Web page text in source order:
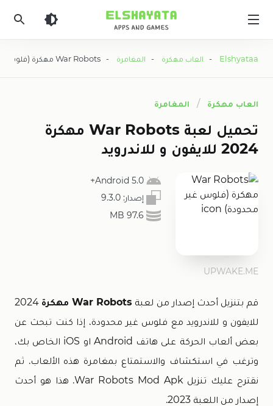
Elshyataa
- العاب مهكرة - المغامرة - War Robots مهكرة (فلوس غير محدودة)
العاب مهكرة المغامرة
تحميل لعبة War Robots مهكرة
2024 للايفون و للاندرويد
5.0 Android+
إصدار: 9.3.0
97.6 MB
UPWAKE.ME
قم بتنزيل أحدث إصدار من لعبة War Robots مهكرة
2024
للايفون و للاندرويد مع فلوس غير محدودة، إذا كنت تبحث عن
بعض ألعاب الحركة على هاتف Android او iOS الخاص بك،
وترغب في استكشاف والاستمتاع بمغامرة هذه الألعاب. ثم
نقترح عليك تنزيل War Robots Mod Apk. هذا هو أحدث
إصدار من اللعبة 2023.